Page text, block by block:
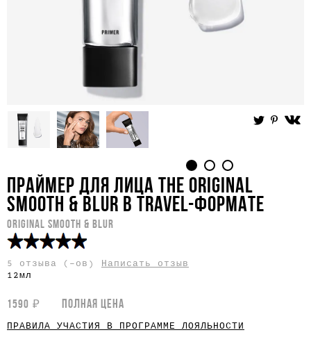
ПРАЙМЕР ДЛЯ ЛИЦА THE ORIGINAL
SMOOTH & BLUR В TRAVEL-ФОРМАТЕ
ORIGINAL SMOOTH & BLUR
5 отзыва (-ов)
Написать отзыв
12мл
1590 ₽ ПОЛНАЯ ЦЕНА
ПРАВИЛА УЧАСТИЯ В ПРОГРАММЕ ЛОЯЛЬНОСТИ